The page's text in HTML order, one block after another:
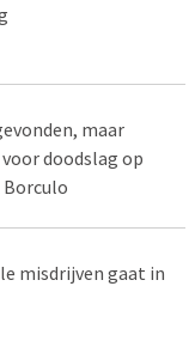
maar
doodslag op
misdrijven gaat in